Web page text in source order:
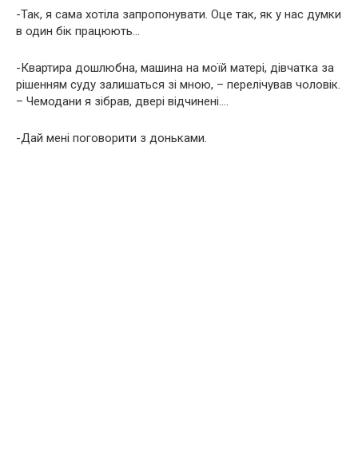
-Так, я сама хотіла запропонувати. Оце так, як у нас думки
в один бік працюють…
-Квартира дошлюбна, машина на моїй матері, дівчатка за
рішенням суду залишаться зі мною, – перелічував чоловік.
– Чемодани я зібрав, двері відчинені….
-Дай мені поговорити з доньками.